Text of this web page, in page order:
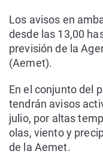
Los avisos en
desde las 13,00
previsión de la
(Aemet).
En el conjunto del
tendrán avisos
julio, por altas
olas, viento y
de la Aemet.